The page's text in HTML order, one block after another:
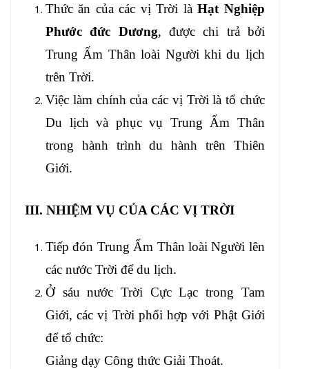
Thức ăn của các vị Trời làHạt Nghiệp
Phước đức Dương, được chi trả bởi
Trung Ấm Thân loài Người khi du lịch
trên Trời.
Việc làm chính của các vị Trời là tổ chức
Du lịch và phục vụ Trung Ấm Thân
trong hành trình du hành trên Thiên
Giới.
III. NHIỆM VỤ CỦA CÁC VỊ TRỜI
Tiếp đón Trung Ấm Thân loài Người lên
các nước Trời để du lịch.
Ở sáu nước Trời Cực Lạc trong Tam
Giới, các vị Trời phối hợp với Phật Giới
để tổ chức:
Giảng dạy Công thức Giải Thoát.